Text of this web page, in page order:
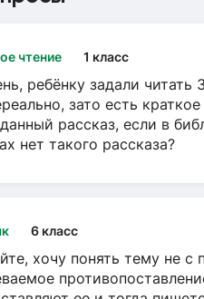
чтение 1 класс
ребёнку задали
зато есть
рассказ, если в
нет такого рассказа?
6 класс
хочу понять тему не